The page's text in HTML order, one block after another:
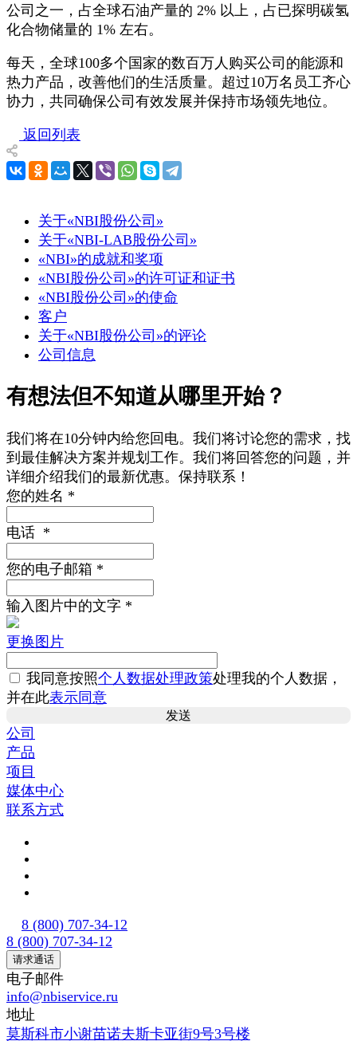
公司之一，占全球石油产量的 2% 以上，占已探明碳氢
化合物储量的 1% 左右。
每天，全球100多个国家的数百万人购买公司的能源和
热力产品，改善他们的生活质量。超过10万名员工齐心
协力，共同确保公司有效发展并保持市场领先地位。
返回列表
关于«NBI股份公司»
关于«NBI-LAB股份公司»
«NBI»的成就和奖项
«NBI股份公司»的许可证和证书
«NBI股份公司»的使命
客户
关于«NBI股份公司»的评论
公司信息
有想法但不知道从哪里开始？
我们将在10分钟内给您回电。我们将讨论您的需求，找
到最佳解决方案并规划工作。我们将回答您的问题，并
详细介绍我们的最新优惠。保持联系！
您的姓名 *
电话 *
您的电子邮箱 *
输入图片中的文字 *
更换图片
我同意按照个人数据处理政策处理我的个人数据，
并在此表示同意
公司
产品
项目
媒体中心
联系方式
8 (800) 707-34-12
8 (800) 707-34-12
请求通话
电子邮件
info@nbiservice.ru
地址
莫斯科市小谢苗诺夫斯卡亚街9号3号楼